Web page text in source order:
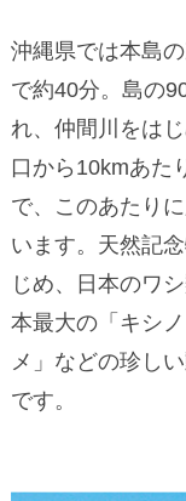
沖縄県では本島
で約40分。島の
れ、仲間川をは
口から10kmあた
で、このあたり
います。天然記
じめ、日本のワ
本最大の「キシ
メ」などの珍し
です。